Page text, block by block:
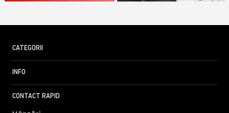
CATEGORII
INFO
CONTACT RAPID